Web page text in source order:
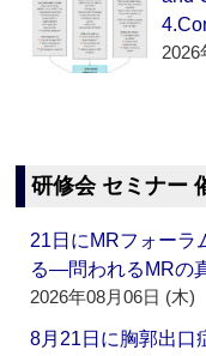
2026
研修会 セミナー
21日にMRフォーラ
る―問われるMRの
2026年08月06日 (木)
8月21日に胸郭出